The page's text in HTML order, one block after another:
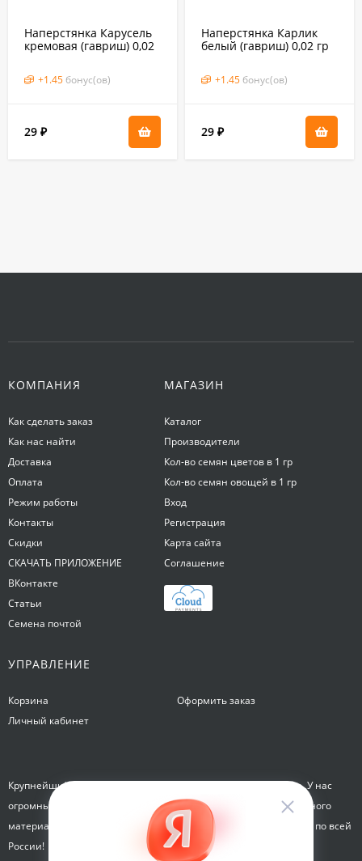
Наперстянка Карусель
кремовая (гавриш) 0,02
+1.45 бонус(ов)
29 ₽
Наперстянка Карлик
белый (гавриш) 0,02 гр
+1.45 бонус(ов)
29 ₽
КОМПАНИЯ
Как сделать заказ
Как нас найти
Доставка
Оплата
Режим работы
Контакты
Скидки
СКАЧАТЬ ПРИЛОЖЕНИЕ
ВКонтакте
Статьи
Семена почтой
МАГАЗИН
Каталог
Производители
Кол-во семян цветов в 1 гр
Кол-во семян овощей в 1 гр
Вход
Регистрация
Карта сайта
Соглашение
УПРАВЛЕНИЕ
Корзина
Личный кабинет
Оформить заказ
Крупнейший интернет-магазин семян Семена на Яблочкова. У нас
огромный каталог семян, растений, луковиц цветов и посадочного
материала. Здесь вы можете купить семена почтой и курьером по всей
России!